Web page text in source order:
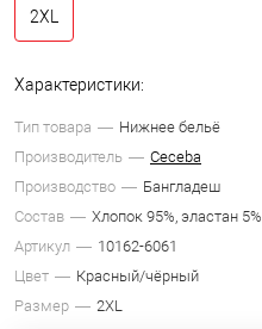
2XL
Характеристики:
Тип товара
Нижнее бельё
Производитель
Ceceba
Производство
Бангладеш
Состав
Хлопок 95%, эластан 5%
Артикул
10162-6061
Цвет
Красный/чёрный
Размер
2XL